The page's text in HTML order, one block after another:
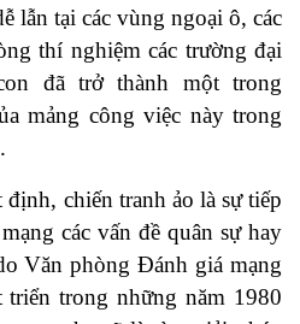
lẫn tại các vùng ngoại ô, các
thí nghiệm các trường đại
đã trở thành một trong
mảng công việc này trong
chiến tranh ảo là sự tiếp
các vấn đề quân sự hay
Văn phòng Đánh giá mạng
triển trong những năm 1980